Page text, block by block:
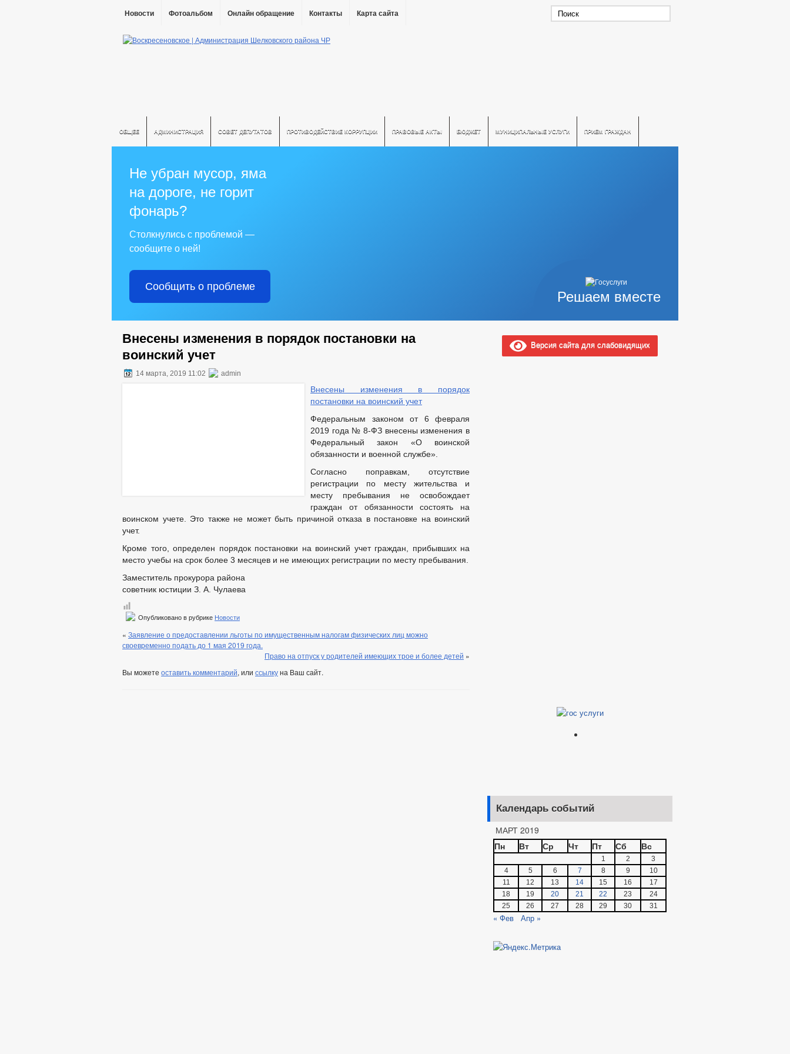
Новости Фотоальбом Онлайн обращение Контакты Карта сайта
ОБЩЕЕ АДМИНИСТРАЦИЯ СОВЕТ ДЕПУТАТОВ ПРОТИВОДЕЙСТВИЕ КОРРУПЦИИ ПРАВОВЫЕ АКТЫ БЮДЖЕТ МУНИЦИПАЛЬНЫЕ УСЛУГИ ПРИЕМ ГРАЖДАН
Решаем вместе
Не убран мусор, яма
на дороге, не горит
фонарь?
Столкнулись с проблемой —
сообщите о ней!
Сообщить о проблеме
Внесены изменения в порядок постановки на
воинский учет
14 марта, 2019 11:02 admin
Внесены изменения в порядок
постановки на воинский учет
Федеральным законом от 6 февраля
2019 года № 8-ФЗ внесены изменения в
Федеральный закон «О воинской
обязанности и военной службе».
Согласно поправкам, отсутствие
регистрации по месту жительства и
месту пребывания не освобождает
граждан от обязанности состоять на
воинском учете. Это также не может быть причиной отказа в постановке на воинский
учет.
Кроме того, определен порядок постановки на воинский учет граждан, прибывших на
место учебы на срок более 3 месяцев и не имеющих регистрации по месту пребывания.
Заместитель прокурора района
советник юстиции З. А. Чулаева
Опубликовано в рубрике Новости
« Заявление о предоставлении льготы по имущественным налогам физических лиц можно
своевременно подать до 1 мая 2019 года.
Право на отпуск у родителей имеющих трое и более детей »
Вы можете оставить комментарий, или ссылкуна Ваш сайт.
Версия сайта для слабовидящих
Календарь событий
МАРТ 2019
Пн
Вт Ср Чт Пт Сб Вс
1 2
3
4
5 6 7 8 9
10
11
12 13 14 15 16
17
18
19 20 21 22 23
24
25
26 27 28 29 30 31
« Фев Апр »